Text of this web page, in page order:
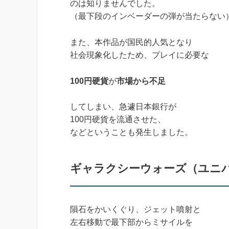
のは知りませんでした。
（最下段のインベーダーの弾が当たらない）
また、本作品が国民的人気となり
社会現象化したため、プレイに必要な
100円硬貨が市場から不足
してしまい、急遽日本銀行が
100円硬貨を流通させた、
などということも発生しました。
ギャラクシーウォーズ（ユニ
隕石をかいくぐり、ジェット噴射と
左右移動で最下部からミサイルを